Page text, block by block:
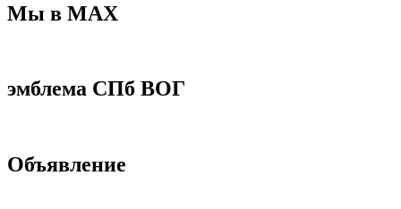
Мы в МАХ
эмблема СПб ВОГ
Объявление